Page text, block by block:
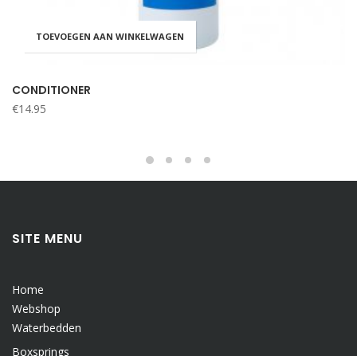
TOEVOEGEN AAN WINKELWAGEN
CONDITIONER
€14.95
SITE MENU
Home
Webshop
Waterbedden
Boxsprings